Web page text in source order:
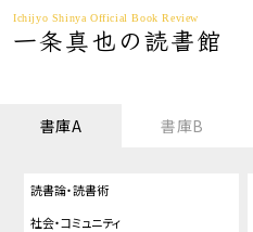
Ichijyo Shinya Official Book Review
一条真也の読書館
書庫A 書庫B
読書論・読書術
社会・コミュニティ